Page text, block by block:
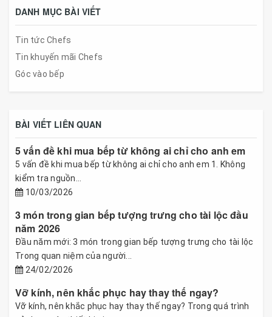
DANH MỤC BÀI VIẾT
Tin tức Chefs
Tin khuyến mãi Chefs
Góc vào bếp
BÀI VIẾT LIÊN QUAN
5 vấn đề khi mua bếp từ không ai chỉ cho anh em
5 vấn đề khi mua bếp từ không ai chỉ cho anh em 1. Không
kiểm tra nguồn...
10/03/2026
3 món trong gian bếp tượng trưng cho tài lộc đầu
năm 2026
Đầu năm mới: 3 món trong gian bếp tượng trưng cho tài lộc
Trong quan niệm của người...
24/02/2026
Vỡ kính, nên khắc phục hay thay thế ngay?
Vỡ kính, nên khắc phục hay thay thế ngay? Trong quá trình